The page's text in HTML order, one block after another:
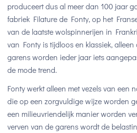
produceert dus al meer dan 100 jaar
fabriek Filature de Fonty, op het
van de laatste wolspinnerijen in
van Fonty is tijdloos en klassiek,
garens worden ieder jaar iets
de mode trend.
Fonty werkt alleen met vezels van een
die op een zorgvuldige wijze worden
een milieuvriendelijk manier worden
verven van de garens wordt de